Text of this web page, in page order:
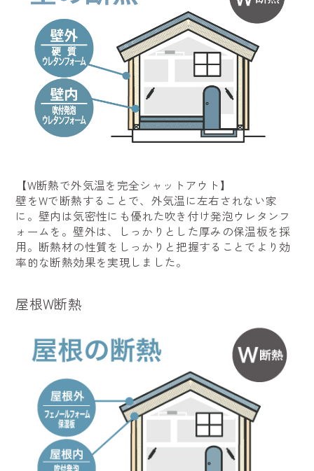
【W断熱で外気温を完全シャットアウト】
壁をWで断熱することで、外気温に左右されない家
に。壁内は気密性にも優れた吹き付け発泡ウレタンフ
ォームを。壁外は、しっかりとした厚みの保温板を採
用。断熱材の性質をしっかりと把握することでより効
率的な断熱効果を実現しました。
屋根W断熱